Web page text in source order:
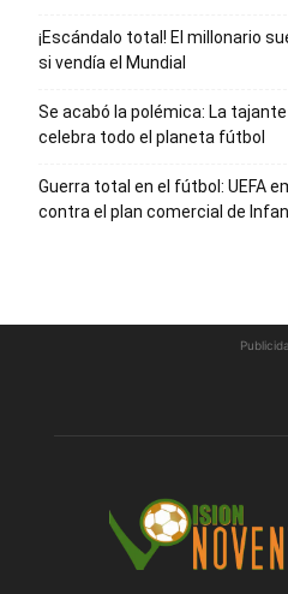
¡Escándalo total! El millonario
si vendía el Mundial
Se acabó la polémica: La tajante
celebra todo el planeta fútbol
Guerra total en el fútbol: UEFA
contra el plan comercial de